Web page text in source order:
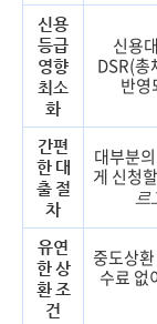
신용
등급
영향
최소
화
신용
DSR(총
반영
간편
한 대
출 절
차
대부분
게 신청
르
유연
한 상
환 조
건
중도상
수료 없